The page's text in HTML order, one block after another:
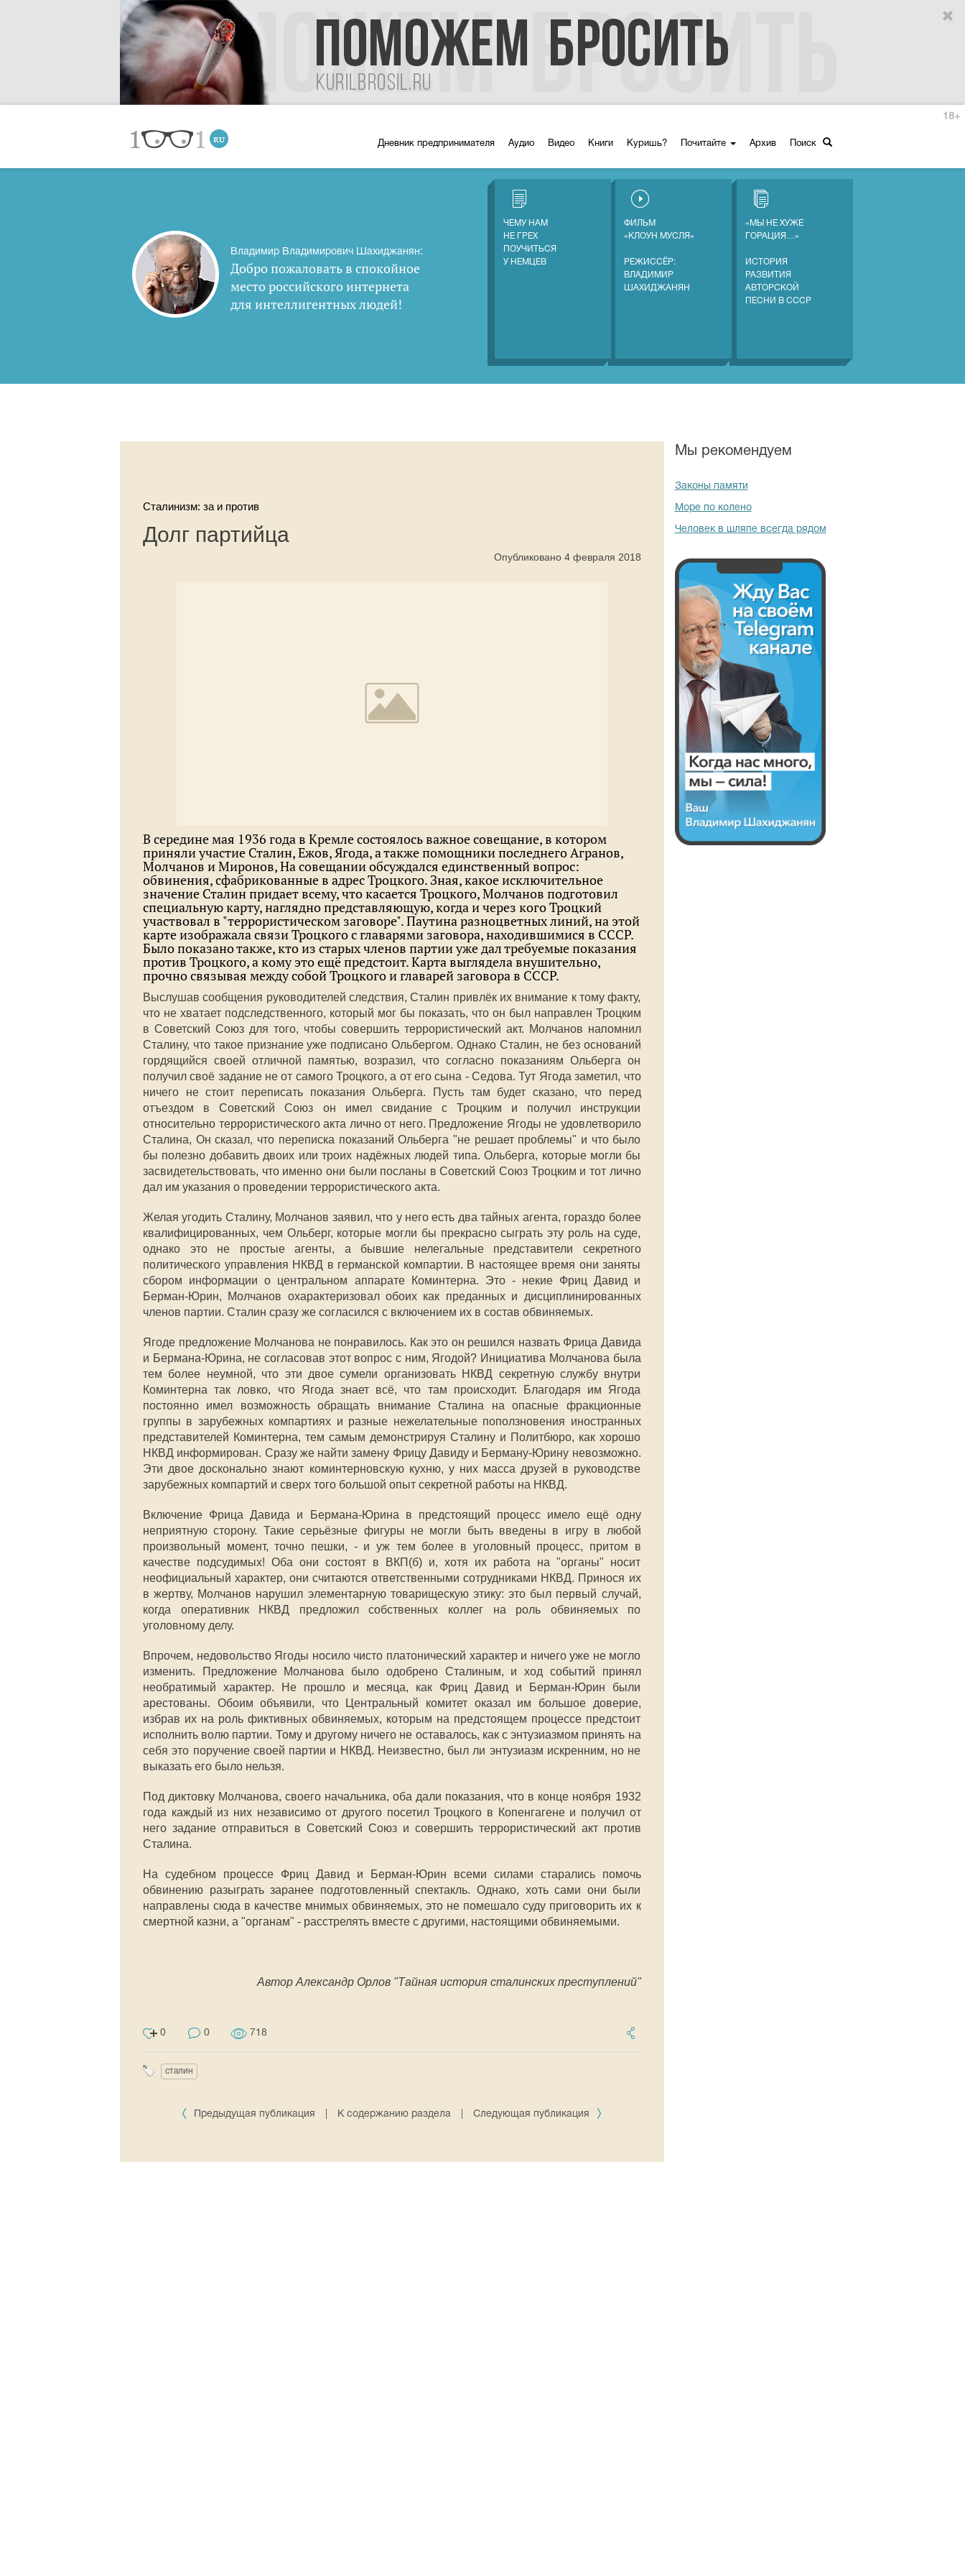
Дневник предпринимателя Аудио Видео Книги Куришь? Почитайте Архив Поиск
18+
Владимир Владимирович Шахиджанян:
Добро пожаловать в спокойное
место российского интернета
для интеллигентных людей!
ЧЕМУ НАМ
НЕ ГРЕХ
ПОУЧИТЬСЯ
У НЕМЦЕВ
ФИЛЬМ
«КЛОУН МУСЛЯ»
РЕЖИССЁР:
ВЛАДИМИР
ШАХИДЖАНЯН
«МЫ НЕ ХУЖЕ
ГОРАЦИЯ…»
ИСТОРИЯ
РАЗВИТИЯ
АВТОРСКОЙ
ПЕСНИ В СССР
Сталинизм: за и против
Долг партийца
Опубликовано 4 февраля 2018
В середине мая 1936 года в Кремле состоялось важное совещание, в котором
приняли участие Сталин, Ежов, Ягода, а также помощники последнего Агранов,
Молчанов и Миронов, На совещании обсуждался единственный вопрос:
обвинения, сфабрикованные в адрес Троцкого. Зная, какое исключительное
значение Сталин придает всему, что касается Троцкого, Молчанов подготовил
специальную карту, наглядно представляющую, когда и через кого Троцкий
участвовал в "террористическом заговоре". Паутина разноцветных линий, на этой
карте изображала связи Троцкого с главарями заговора, находившимися в СССР.
Было показано также, кто из старых членов партии уже дал требуемые показания
против Троцкого, а кому это ещё предстоит. Карта выглядела внушительно,
прочно связывая между собой Троцкого и главарей заговора в СССР.
Выслушав сообщения руководителей следствия, Сталин привлёк их внимание к тому факту,
что не хватает подследственного, который мог бы показать, что он был направлен Троцким
в Советский Союз для того, чтобы совершить террористический акт. Молчанов напомнил
Сталину, что такое признание уже подписано Ольбергом. Однако Сталин, не без оснований
гордящийся своей отличной памятью, возразил, что согласно показаниям Ольберга он
получил своё задание не от самого Троцкого, а от его сына - Седова. Тут Ягода заметил, что
ничего не стоит переписать показания Ольберга. Пусть там будет сказано, что перед
отъездом в Советский Союз он имел свидание с Троцким и получил инструкции
относительно террористического акта лично от него. Предложение Ягоды не удовлетворило
Сталина, Он сказал, что переписка показаний Ольберга "не решает проблемы" и что было
бы полезно добавить двоих или троих надёжных людей типа. Ольберга, которые могли бы
засвидетельствовать, что именно они были посланы в Советский Союз Троцким и тот лично
дал им указания о проведении террористического акта.
Желая угодить Сталину, Молчанов заявил, что у него есть два тайных агента, гораздо более
квалифицированных, чем Ольберг, которые могли бы прекрасно сыграть эту роль на суде,
однако это не простые агенты, а бывшие нелегальные представители секретного
политического управления НКВД в германской компартии. В настоящее время они заняты
сбором информации о центральном аппарате Коминтерна. Это - некие Фриц Давид и
Берман-Юрин, Молчанов охарактеризовал обоих как преданных и дисциплинированных
членов партии. Сталин сразу же согласился с включением их в состав обвиняемых.
Ягоде предложение Молчанова не понравилось. Как это он решился назвать Фрица Давида
и Бермана-Юрина, не согласовав этот вопрос с ним, Ягодой? Инициатива Молчанова была
тем более неумной, что эти двое сумели организовать НКВД секретную службу внутри
Коминтерна так ловко, что Ягода знает всё, что там происходит. Благодаря им Ягода
постоянно имел возможность обращать внимание Сталина на опасные фракционные
группы в зарубежных компартиях и разные нежелательные поползновения иностранных
представителей Коминтерна, тем самым демонстрируя Сталину и Политбюро, как хорошо
НКВД информирован. Сразу же найти замену Фрицу Давиду и Берману-Юрину невозможно.
Эти двое досконально знают коминтерновскую кухню, у них масса друзей в руководстве
зарубежных компартий и сверх того большой опыт секретной работы на НКВД.
Включение Фрица Давида и Бермана-Юрина в предстоящий процесс имело ещё одну
неприятную сторону. Такие серьёзные фигуры не могли быть введены в игру в любой
произвольный момент, точно пешки, - и уж тем более в уголовный процесс, притом в
качестве подсудимых! Оба они состоят в ВКП(б) и, хотя их работа на "органы" носит
неофициальный характер, они считаются ответственными сотрудниками НКВД. Принося их
в жертву, Молчанов нарушил элементарную товарищескую этику: это был первый случай,
когда оперативник НКВД предложил собственных коллег на роль обвиняемых по
уголовному делу.
Впрочем, недовольство Ягоды носило чисто платонический характер и ничего уже не могло
изменить. Предложение Молчанова было одобрено Сталиным, и ход событий принял
необратимый характер. Не прошло и месяца, как Фриц Давид и Берман-Юрин были
арестованы. Обоим объявили, что Центральный комитет оказал им большое доверие,
избрав их на роль фиктивных обвиняемых, которым на предстоящем процессе предстоит
исполнить волю партии. Тому и другому ничего не оставалось, как с энтузиазмом принять на
себя это поручение своей партии и НКВД. Неизвестно, был ли энтузиазм искренним, но не
выказать его было нельзя.
Под диктовку Молчанова, своего начальника, оба дали показания, что в конце ноября 1932
года каждый из них независимо от другого посетил Троцкого в Копенгагене и получил от
него задание отправиться в Советский Союз и совершить террористический акт против
Сталина.
На судебном процессе Фриц Давид и Берман-Юрин всеми силами старались помочь
обвинению разыграть заранее подготовленный спектакль. Однако, хоть сами они были
направлены сюда в качестве мнимых обвиняемых, это не помешало суду приговорить их к
смертной казни, а "органам" - расстрелять вместе с другими, настоящими обвиняемыми.
Автор Александр Орлов "Тайная история сталинских преступлений"
0 0 718
сталин
Предыдущая публикация К содержанию раздела Следующая публикация
Мы рекомендуем
Законы памяти
Море по колено
Человек в шляпе всегда рядом